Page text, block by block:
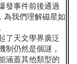
發事件前後通過
為我們理解磁星如
天文學界廣泛
制仍然是個謎，
涵蓋其他類型的